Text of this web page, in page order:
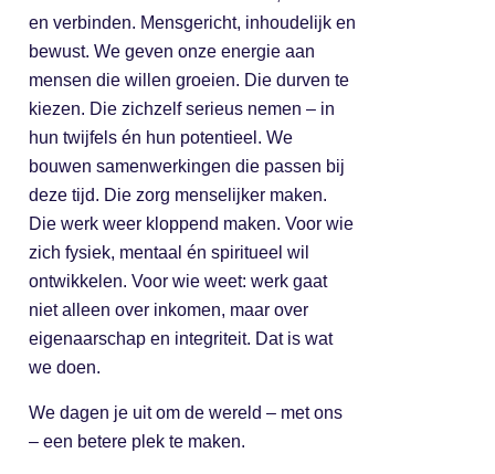
en verbinden. Mensgericht, inhoudelijk en
bewust. We geven onze energie aan
mensen die willen groeien. Die durven te
kiezen. Die zichzelf serieus nemen – in
hun twijfels én hun potentieel. We
bouwen samenwerkingen die passen bij
deze tijd. Die zorg menselijker maken.
Die werk weer kloppend maken. Voor wie
zich fysiek, mentaal én spiritueel wil
ontwikkelen. Voor wie weet: werk gaat
niet alleen over inkomen, maar over
eigenaarschap en integriteit. Dat is wat
we doen.
We dagen je uit om de wereld – met ons
– een betere plek te maken.